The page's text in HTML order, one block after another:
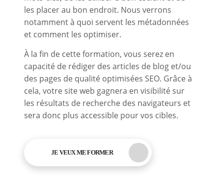
les placer au bon endroit. Nous verrons
notamment à quoi servent les métadonnées
et comment les optimiser.
À la fin de cette formation, vous serez en
capacité de rédiger des articles de blog et/ou
des pages de qualité optimisées SEO. Grâce à
cela, votre site web gagnera en visibilité sur
les résultats de recherche des navigateurs et
sera donc plus accessible pour vos cibles.
JE VEUX ME FORMER